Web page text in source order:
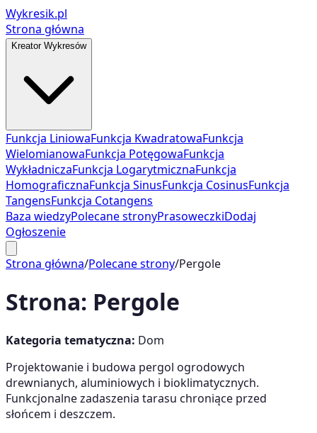
Wykresik.pl
Strona główna
Kreator Wykresów
Funkcja LiniowaFunkcja KwadratowaFunkcja
WielomianowaFunkcja PotęgowaFunkcja
WykładniczaFunkcja LogarytmicznaFunkcja
HomograficznaFunkcja SinusFunkcja CosinusFunkcja
TangensFunkcja Cotangens
Baza wiedzyPolecane stronyPrasoweczkiDodaj
Ogłoszenie
Strona główna/Polecane strony/Pergole
Strona: Pergole
Kategoria tematyczna: Dom
Projektowanie i budowa pergol ogrodowych
drewnianych, aluminiowych i bioklimatycznych.
Funkcjonalne zadaszenia tarasu chroniące przed
słońcem i deszczem.